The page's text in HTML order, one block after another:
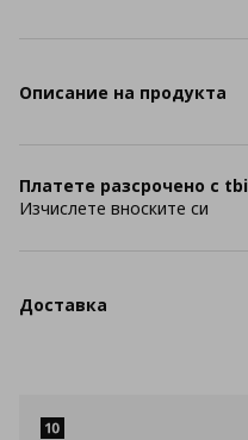
Описание на продукта
Платете разсрочено с tbi
Изчислете вноските си
Доставка